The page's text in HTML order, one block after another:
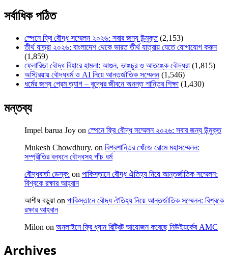
সর্বাধিক পঠিত
স্পেনে ফ্রি বৌদ্ধ সম্মেলন ২০২৬: সবার জন্য উন্মুক্ত (2,153)
তীর্থ যাত্রা ২০২৬: বাংলাদেশ থেকে ভারত তীর্থ যাত্রায় যেতে যোগাযোগ করুন
(1,859)
ফ্লোরিডা বৌদ্ধ বিহারে হামলা: আগুন, ভাঙচুর ও আতঙ্কে বৌদ্ধরা (1,815)
অস্ট্রিয়ায় বৌদ্ধধর্ম ও AI নিয়ে আন্তর্জাতিক সম্মেলন (1,546)
ধর্মের জন্য প্রেম ত্যাগ – বুদ্ধের জীবনে অনন্ত শান্তির শিক্ষা (1,430)
মন্তব্য
Impel barua Joy on স্পেনে ফ্রি বৌদ্ধ সম্মেলন ২০২৬: সবার জন্য উন্মুক্ত
Mukesh Chowdhury. on বিশ্বশান্তির খোঁজে রোমে মহাসম্মেলন:
সম্প্রীতির বন্ধনে বৌদ্ধসহ পাঁচ ধর্ম
বৌদ্ধবার্তা ডেস্ক: on পাকিস্তানে বৌদ্ধ ঐতিহ্য নিয়ে আন্তর্জাতিক সম্মেলন:
বিশ্বকে রক্ষার আহ্বান
আশীষ বড়ুয়া on পাকিস্তানে বৌদ্ধ ঐতিহ্য নিয়ে আন্তর্জাতিক সম্মেলন: বিশ্বকে
রক্ষার আহ্বান
Milon on অনলাইনে ফ্রি ধ্যান রিট্রিট আয়োজন করেছে নিউইয়র্কের AMC
Archives